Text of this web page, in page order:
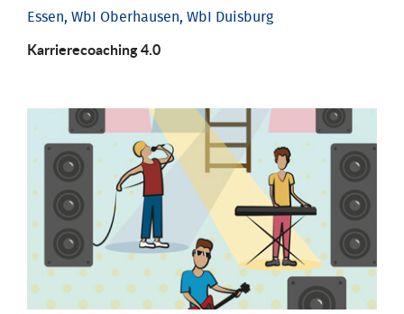
Essen, WbI Oberhausen, WbI Duisburg
Karriere­coaching 4.0